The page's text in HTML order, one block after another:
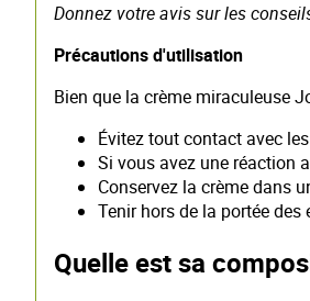
Donnez votre avis sur les
Précautions d'utilisation
Bien que la crème miraculeuse
Évitez tout contact avec
Si vous avez une réaction
Conservez la crème dans
Tenir hors de la portée des
Quelle est sa